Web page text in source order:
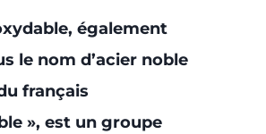
également
le nom d’acier noble
français
», est un groupe